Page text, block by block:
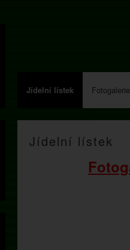
Jídelní lístek Fotogalerie
Jídelní lístek